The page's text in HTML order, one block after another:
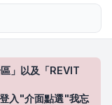
」以及「REVIT
入"介面點選"我忘